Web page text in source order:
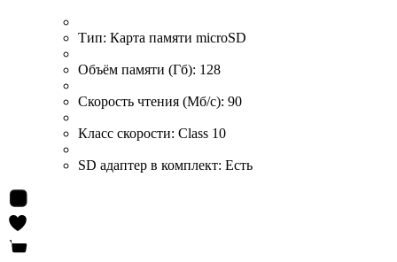
Тип: Карта памяти microSD
Объём памяти (Гб): 128
Скорость чтения (Мб/с): 90
Класс скорости: Class 10
SD адаптер в комплект: Есть